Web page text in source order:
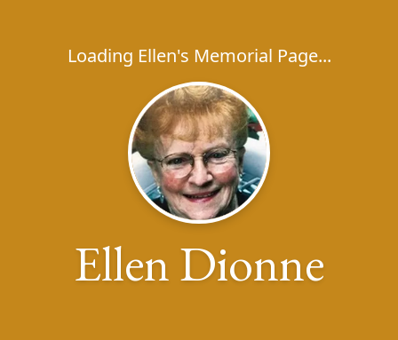
Loading Ellen's Memorial Page...
Ellen Dionne